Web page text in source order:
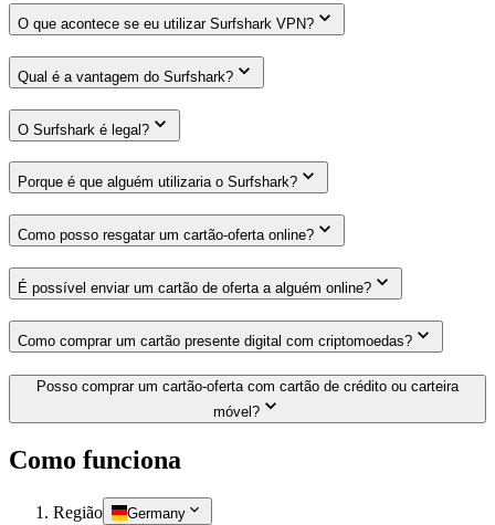
O que acontece se eu utilizar Surfshark VPN?
Qual é a vantagem do Surfshark?
O Surfshark é legal?
Porque é que alguém utilizaria o Surfshark?
Como posso resgatar um cartão-oferta online?
É possível enviar um cartão de oferta a alguém online?
Como comprar um cartão presente digital com criptomoedas?
Posso comprar um cartão-oferta com cartão de crédito ou carteira
móvel?
Como funciona
Região Germany